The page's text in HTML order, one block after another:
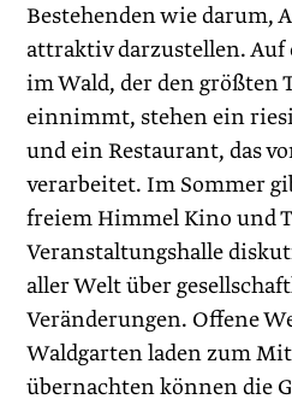
Bestehenden wie darum,
attraktiv darzustellen.
im Wald, der den größten
einnimmt, stehen ein
und ein Restaurant, das
verarbeitet. Im Sommer
freiem Himmel Kino und
Veranstaltungshalle
aller Welt über
Veränderungen. Offene
Waldgarten laden zum
übernachten können die